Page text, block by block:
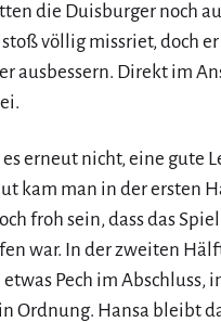
die Duisburger noch
völlig missriet, doch
ausbessern. Direkt im
erneut nicht, eine gute
kam man in der ersten
froh sein, dass das
war. In der zweiten
Pech im Abschluss,
Ordnung. Hansa bleibt